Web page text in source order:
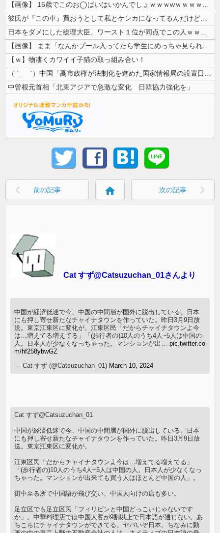
【画像】 16歳でこのお◯ぱいはいかんでしょｗｗｗwｗｗｗｗｗｗｗｗ❤
彼氏が『この車』買おうとして私とケンカになってるんだけどｗｗｗｗｗｗ
日本をダメにした総理大臣、ワースト１位が同点でこの人ｗｗｗｗｗｗ
【画像】 まま「なんかプール入ってたら学生にめっちゃ見られたw」
【ｗ】物凄くカワイイ子猫の取っ組み合い！
（ ´_ゝ`）中国「高市政権が法制化を進めた国家情報局の設置日が7月3...
中曽根元首相「北東アジアで急激な変化 日韓協力強化を」
前の記事 home 次の記事
Cat すず@Catsuzuchan_01さんより
中国が経済低迷で今、中国の中間層が国外に脱出している。日本
にも押し寄せ新たなチャイナタウンを作っていた。昨日3月9日放
送。東京江東区に変化が。江東区民「だからチャイナタウンよ今
は…増えてる増えてる」「(歩行者の)10人のうち4人~5人は中国の
人。日本人が少なくなっちゃった。マンションが出…pic.twitter.co
m/hf258ybwGZ
— Cat すず (@Catsuzuchan_01) March 10, 2024
Cat すず@Catsuzuchan_01
中国が経済低迷で今、中国の中間層が国外に脱出している。日本
にも押し寄せ新たなチャイナタウンを作っていた。昨日3月9日放
送。東京江東区に変化が。
江東区民「だからチャイナタウンよ今は…増えてる増えてる」
「(歩行者の)10人のうち4人~5人は中国の人。日本人が少なくなっ
ちゃった。マンションが出来ても買う人はほとんど中国の人」。
街中至る所で中国語が飛び交い、中国人向けの店も多い。
足立区でも足立区民「フィリピンと中国どっこいじゃないです
か」。中華料理店では中国人客が9割以上で日本語が通じない。あ
ちこちにチャイナタウンができてる。ヤバいぞ日本。ちなみに動